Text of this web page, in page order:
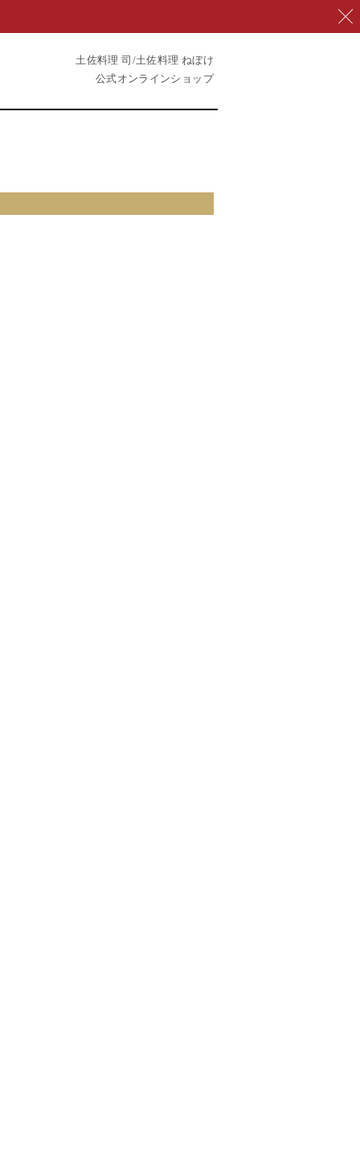
土佐料理 司/土佐料理 ねぼけ
公式オンラインショップ